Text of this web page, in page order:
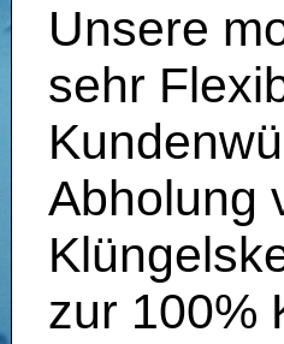
Unsere
sehr
Abholung
zur 100%